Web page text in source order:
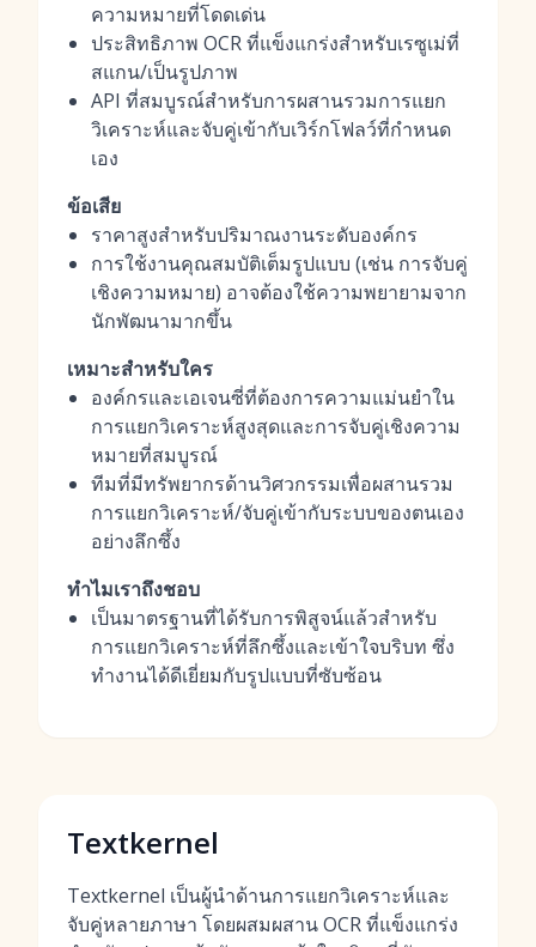
ความหมายที่โดดเด่น
ประสิทธิภาพ OCR ที่แข็งแกร่งสำหรับเรซูเม่ที่
สแกน/เป็นรูปภาพ
API ที่สมบูรณ์สำหรับการผสานรวมการแยก
วิเคราะห์และจับคู่เข้ากับเวิร์กโฟลว์ที่กำหนด
เอง
ข้อเสีย
ราคาสูงสำหรับปริมาณงานระดับองค์กร
การใช้งานคุณสมบัติเต็มรูปแบบ (เช่น การจับคู่
เชิงความหมาย) อาจต้องใช้ความพยายามจาก
นักพัฒนามากขึ้น
เหมาะสำหรับใคร
องค์กรและเอเจนซี่ที่ต้องการความแม่นยำใน
การแยกวิเคราะห์สูงสุดและการจับคู่เชิงความ
หมายที่สมบูรณ์
ทีมที่มีทรัพยากรด้านวิศวกรรมเพื่อผสานรวม
การแยกวิเคราะห์/จับคู่เข้ากับระบบของตนเอง
อย่างลึกซึ้ง
ทำไมเราถึงชอบ
เป็นมาตรฐานที่ได้รับการพิสูจน์แล้วสำหรับ
การแยกวิเคราะห์ที่ลึกซึ้งและเข้าใจบริบท ซึ่ง
ทำงานได้ดีเยี่ยมกับรูปแบบที่ซับซ้อน
Textkernel
Textkernel เป็นผู้นำด้านการแยกวิเคราะห์และ
จับคู่หลายภาษา โดยผสมผสาน OCR ที่แข็งแกร่ง